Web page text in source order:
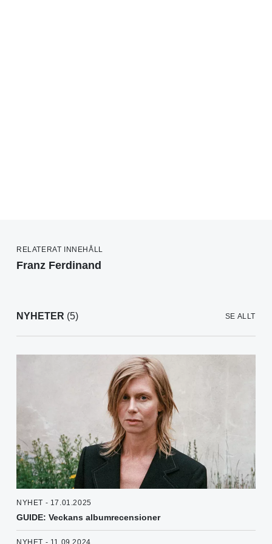
RELATERAT INNEHÅLL
Franz Ferdinand
NYHETER (5) SE ALLT
NYHET - 17.01.2025
GUIDE: Veckans albumrecensioner